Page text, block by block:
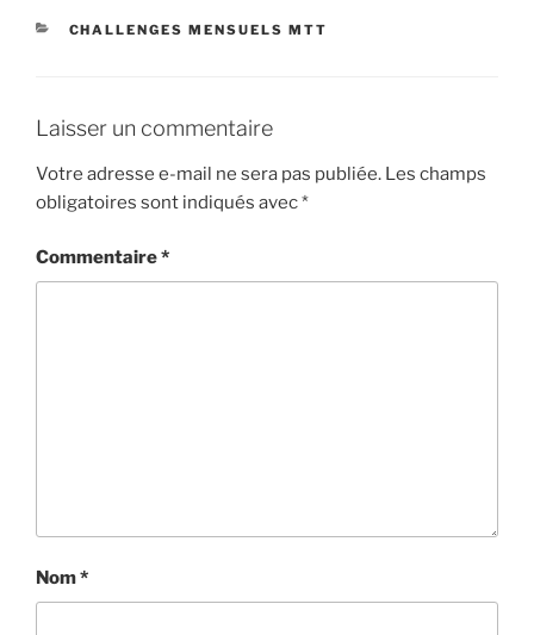
CATÉGORIES
CHALLENGES MENSUELS MTT
Laisser un commentaire
Votre adresse e-mail ne sera pas publiée. Les champs
obligatoires sont indiqués avec*
Commentaire*
Nom*